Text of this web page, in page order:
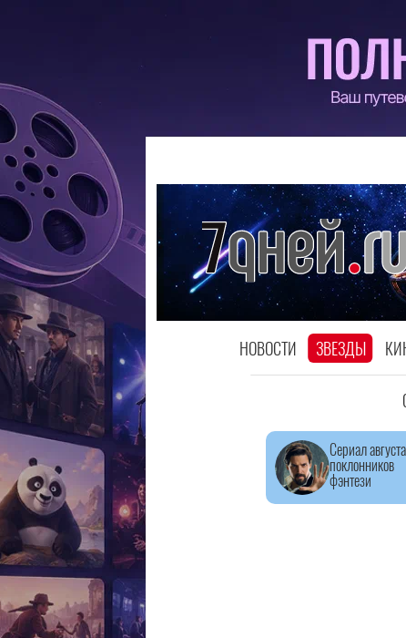
НОВОСТИ ЗВЕЗДЫ
Сериал
поклонников
фэнтези